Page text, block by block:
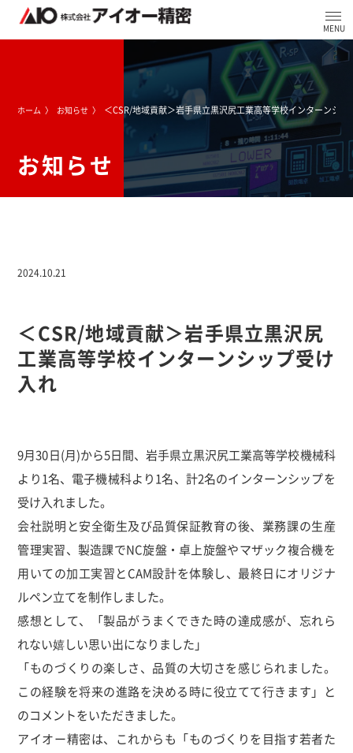
ホーム お知らせ ＜CSR/地域貢献＞岩手県立黒沢尻工業高等学校インターンシッ
お知らせ
2024.10.21
＜CSR/地域貢献＞岩手県立黒沢尻
工業高等学校インターンシップ受け
入れ
9月30日(月)から5日間、岩手県立黒沢尻工業高等学校機械科
より1名、電子機械科より1名、計2名のインターンシップを
受け入れました。
会社説明と安全衛生及び品質保証教育の後、業務課の生産
管理実習、製造課でNC旋盤・卓上旋盤やマザック複合機を
用いての加工実習とCAM設計を体験し、最終日にオリジナ
ルペン立てを制作しました。
感想として、「製品がうまくできた時の達成感が、忘れら
れない嬉しい思い出になりました」
「ものづくりの楽しさ、品質の大切さを感じられました。
この経験を将来の進路を決める時に役立てて行きます」と
のコメントをいただきました。
アイオー精密は、これからも「ものづくりを目指す若者た